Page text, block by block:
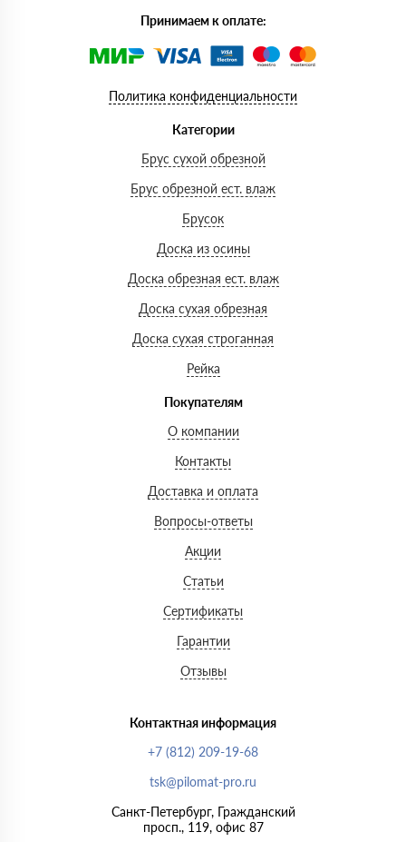
Принимаем к оплате:
Политика конфиденциальности
Категории
Брус сухой обрезной
Брус обрезной ест. влаж
Брусок
Доска из осины
Доска обрезная ест. влаж
Доска сухая обрезная
Доска сухая строганная
Рейка
Покупателям
О компании
Контакты
Доставка и оплата
Вопросы-ответы
Акции
Статьи
Сертификаты
Гарантии
Отзывы
Контактная информация
+7 (812) 209-19-68
tsk@pilomat-pro.ru
Санкт-Петербург, Гражданский
просп., 119, офис 87